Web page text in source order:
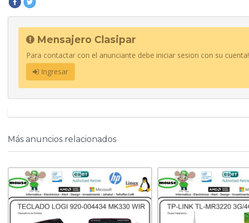
Mensajero Clasipar
Para contactar con el anunciante debe iniciar sesion con su cuenta!
Ingresar
Más anuncios relacionados